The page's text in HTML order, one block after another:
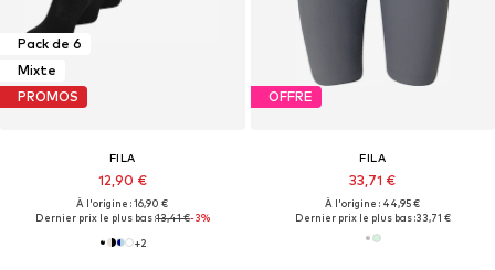
Pack de 6
Mixte
PROMOS
FILA
12,90 €
À l'origine : 16,90 €
Dernier prix le plus bas :13,41 €-3%
+2
OFFRE
FILA
33,71 €
À l'origine : 44,95 €
Dernier prix le plus bas :33,71 €